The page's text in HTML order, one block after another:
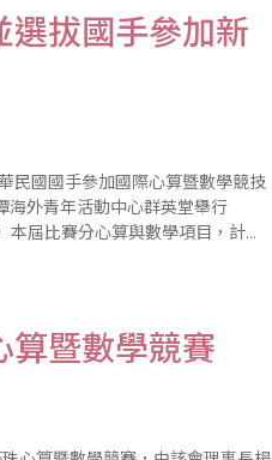
選拔國手參加新
民國國手參加國際心算暨數學競技
海外青年活動中心群英堂舉行
算暨數學競賽